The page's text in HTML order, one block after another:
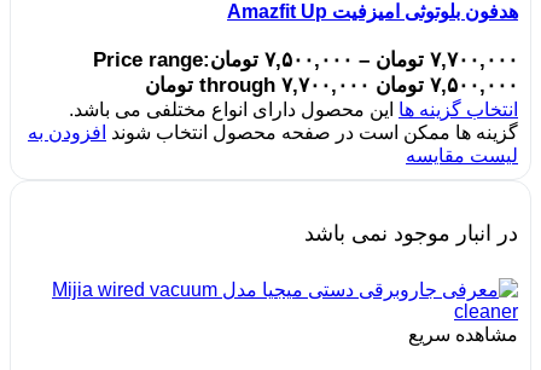
هدفون بلوتوثی امیزفیت Amazfit Up
۷,۷۰۰,۰۰۰ تومان – ۷,۵۰۰,۰۰۰ تومانPrice range:
۷,۵۰۰,۰۰۰ تومان through ۷,۷۰۰,۰۰۰ تومان
انتخاب گزینه ها این محصول دارای انواع مختلفی می باشد.
گزینه ها ممکن است در صفحه محصول انتخاب شوند افزودن به
لیست مقایسه
در انبار موجود نمی باشد
مشاهده سریع